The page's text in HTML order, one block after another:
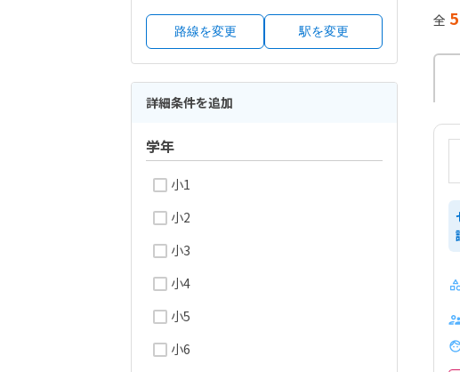
路線を変更 駅を変更
詳細条件を追加
学年
小1
小2
小3
小4
小5
小6
全 5